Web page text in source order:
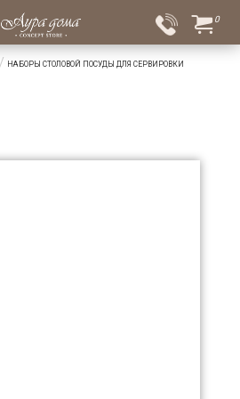
0
НАБОРЫ СТОЛОВОЙ ПОСУДЫ ДЛЯ СЕРВИРОВКИ